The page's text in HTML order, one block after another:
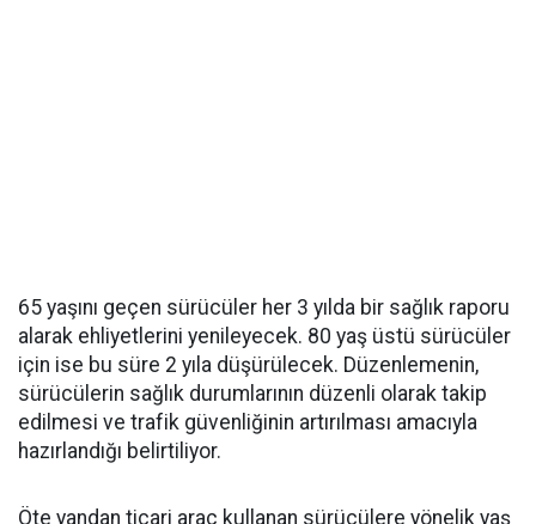
65 yaşını geçen sürücüler her 3 yılda bir sağlık raporu
alarak ehliyetlerini yenileyecek. 80 yaş üstü sürücüler
için ise bu süre 2 yıla düşürülecek. Düzenlemenin,
sürücülerin sağlık durumlarının düzenli olarak takip
edilmesi ve trafik güvenliğinin artırılması amacıyla
hazırlandığı belirtiliyor.
Öte yandan ticari araç kullanan sürücülere yönelik yaş